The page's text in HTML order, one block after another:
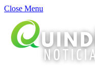
Close Menu